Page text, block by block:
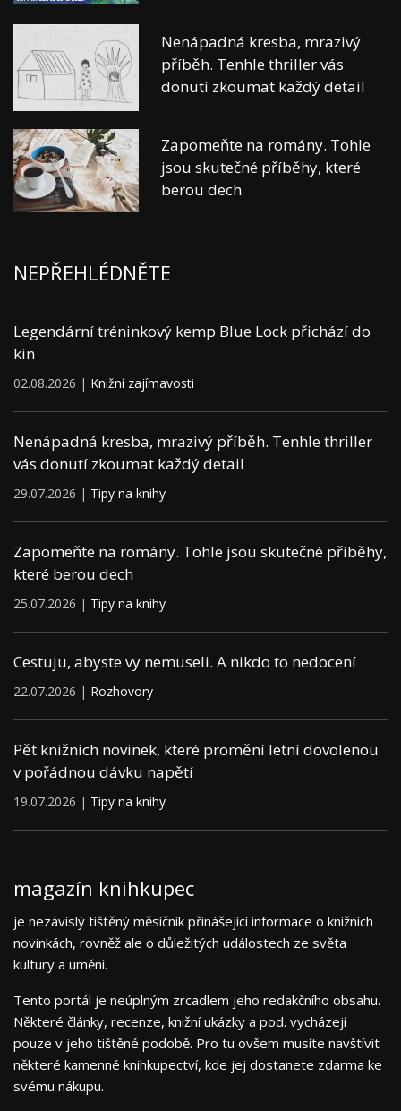
Nenápadná kresba, mrazivý
příběh. Tenhle thriller vás
donutí zkoumat každý detail
Zapomeňte na romány. Tohle
jsou skutečné příběhy, které
berou dech
NEPŘEHLÉDNĚTE
Legendární tréninkový kemp Blue Lock přichází do
kin
02.08.2026 | Knižní zajímavosti
Nenápadná kresba, mrazivý příběh. Tenhle thriller
vás donutí zkoumat každý detail
29.07.2026 | Tipy na knihy
Zapomeňte na romány. Tohle jsou skutečné příběhy,
které berou dech
25.07.2026 | Tipy na knihy
Cestuju, abyste vy nemuseli. A nikdo to nedocení
22.07.2026 | Rozhovory
Pět knižních novinek, které promění letní dovolenou
v pořádnou dávku napětí
19.07.2026 | Tipy na knihy
magazín knihkupec
je nezávislý tištěný měsíčník přinášející informace o knižních
novinkách, rovněž ale o důležitých událostech ze světa
kultury a umění.
Tento portál je neúplným zrcadlem jeho redakčního obsahu.
Některé články, recenze, knižní ukázky a pod. vycházejí
pouze v jeho tištěné podobě. Pro tu ovšem musíte navštívit
některé kamenné knihkupectví, kde jej dostanete zdarma ke
svému nákupu.